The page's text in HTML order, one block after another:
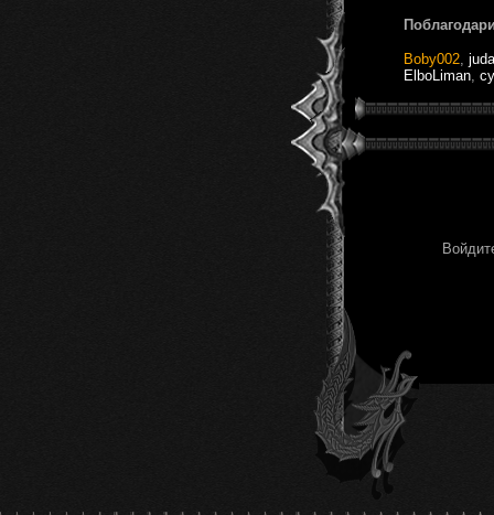
Boby002
ElboLiman